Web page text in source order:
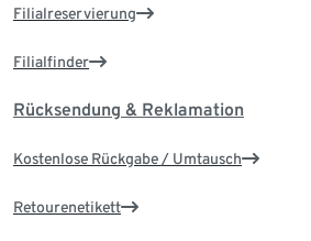
Filialreservierung
Filialfinder
Rücksendung & Reklamation
Kostenlose Rückgabe / Umtausch
Retourenetikett